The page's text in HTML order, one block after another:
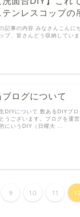
テンレスコップの
記事の内容 みなさんこんに
プ、皆さんどう収納してい
ブログについて
DIYについて 数あるDIYブ
うございます。ブログを運
にいうDIY（日曜大 …
9 10 11 12